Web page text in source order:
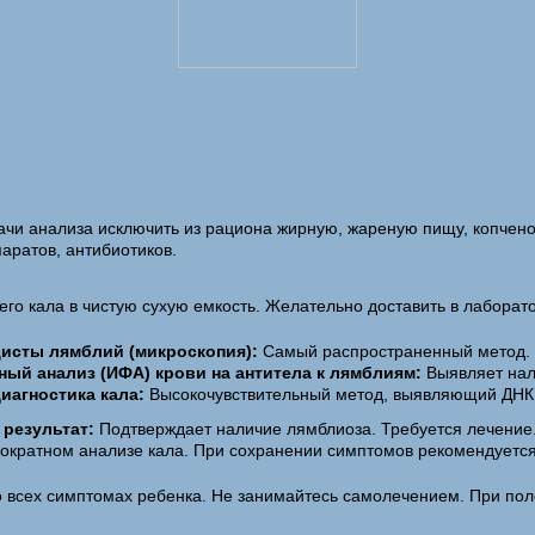
анализа исключить из рациона жирную, жареную пищу,
антибиотиков.
кала в чистую сухую емкость. Желательно доставить в
лямблий (микроскопия): Самый распространенный метод.
анализ (ИФА) крови на антитела к лямблиям: Выявляет
кала: Высокочувствительный метод, выявляющий
Подтверждает наличие лямблиоза. Требуется
анализе кала. При сохранении симптомов
симптомах ребенка. Не занимайтесь самолечением. При